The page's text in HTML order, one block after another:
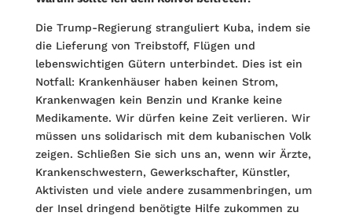
Die Trump-Regierung stranguliert Kuba, indem sie
die Lieferung von Treibstoff, Flügen und
lebenswichtigen Gütern unterbindet. Dies ist ein
Notfall: Kranken­häuser haben keinen Strom,
Krankenwagen kein Benzin und Kranke keine
Medikamente. Wir dürfen keine Zeit verlieren. Wir
müssen uns solidarisch mit dem kubanischen Volk
zeigen. Schließen Sie sich uns an, wenn wir Ärzte,
Krankenschwestern, Gewerkschafter, Künstler,
Aktivisten und viele andere zusammenbringen, um
der Insel dringend benötigte Hilfe zukommen zu